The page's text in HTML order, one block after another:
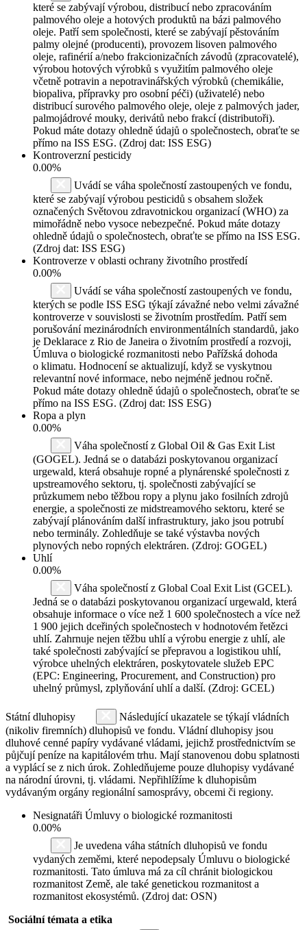
které se zabývají výrobou, distribucí nebo zpracováním
palmového oleje a hotových produktů na bázi palmového
oleje. Patří sem společnosti, které se zabývají pěstováním
palmy olejné (producenti), provozem lisoven palmového
oleje, rafinérií a/nebo frakcionizačních závodů (zpracovatelé),
výrobou hotových výrobků s využitím palmového oleje
včetně potravin a nepotravinářských výrobků (chemikálie,
biopaliva, přípravky pro osobní péči) (uživatelé) nebo
distribucí surového palmového oleje, oleje z palmových jader,
palmojádrové mouky, derivátů nebo frakcí (distributoři).
Pokud máte dotazy ohledně údajů o společnostech, obraťte se
přímo na ISS ESG. (Zdroj dat: ISS ESG)
Kontroverzní pesticidy
0.00%
Uvádí se váha společností zastoupených ve fondu,
které se zabývají výrobou pesticidů s obsahem složek
označených Světovou zdravotnickou organizací (WHO) za
mimořádně nebo vysoce nebezpečné. Pokud máte dotazy
ohledně údajů o společnostech, obraťte se přímo na ISS ESG.
(Zdroj dat: ISS ESG)
Kontroverze v oblasti ochrany životního prostředí
0.00%
Uvádí se váha společností zastoupených ve fondu,
kterých se podle ISS ESG týkají závažné nebo velmi závažné
kontroverze v souvislosti se životním prostředím. Patří sem
porušování mezinárodních environmentálních standardů, jako
je Deklarace z Rio de Janeira o životním prostředí a rozvoji,
Úmluva o biologické rozmanitosti nebo Pařížská dohoda
o klimatu. Hodnocení se aktualizují, když se vyskytnou
relevantní nové informace, nebo nejméně jednou ročně.
Pokud máte dotazy ohledně údajů o společnostech, obraťte se
přímo na ISS ESG. (Zdroj dat: ISS ESG)
Ropa a plyn
0.00%
Váha společností z Global Oil & Gas Exit List
(GOGEL). Jedná se o databázi poskytovanou organizací
urgewald, která obsahuje ropné a plynárenské společnosti z
upstreamového sektoru, tj. společnosti zabývající se
průzkumem nebo těžbou ropy a plynu jako fosilních zdrojů
energie, a společnosti ze midstreamového sektoru, které se
zabývají plánováním další infrastruktury, jako jsou potrubí
nebo terminály. Zohledňuje se také výstavba nových
plynových nebo ropných elektráren. (Zdroj: GOGEL)
Uhlí
0.00%
Váha společností z Global Coal Exit List (GCEL).
Jedná se o databázi poskytovanou organizací urgewald, která
obsahuje informace o více než 1 600 společnostech a více než
1 900 jejich dceřiných společnostech v hodnotovém řetězci
uhlí. Zahrnuje nejen těžbu uhlí a výrobu energie z uhlí, ale
také společnosti zabývající se přepravou a logistikou uhlí,
výrobce uhelných elektráren, poskytovatele služeb EPC
(EPC: Engineering, Procurement, and Construction) pro
uhelný průmysl, zplyňování uhlí a další. (Zdroj: GCEL)
Státní dluhopisy
Následující ukazatele se týkají vládních
(nikoliv firemních) dluhopisů ve fondu. Vládní dluhopisy jsou
dluhové cenné papíry vydávané vládami, jejichž prostřednictvím se
půjčují peníze na kapitálovém trhu. Mají stanovenou dobu splatnosti
a vyplácí se z nich úrok. Zohledňujeme pouze dluhopisy vydávané
na národní úrovni, tj. vládami. Nepřihlížíme k dluhopisům
vydávaným orgány regionální samosprávy, obcemi či regiony.
Nesignatáři Úmluvy o biologické rozmanitosti
0.00%
Je uvedena váha státních dluhopisů ve fondu
vydaných zeměmi, které nepodepsaly Úmluvu o biologické
rozmanitosti. Tato úmluva má za cíl chránit biologickou
rozmanitost Země, ale také genetickou rozmanitost a
rozmanitost ekosystémů. (Zdroj dat: OSN)
Sociální témata a etika